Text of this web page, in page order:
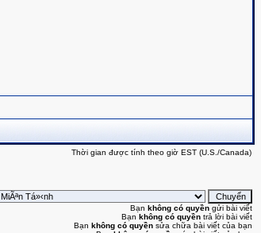
Thời gian được tính theo giờ EST (U.S./Canada)
Bạn không có quyền gửi bài viết
Bạn không có quyền trả lời bài viết
Bạn không có quyền sửa chữa bài viết của bạn